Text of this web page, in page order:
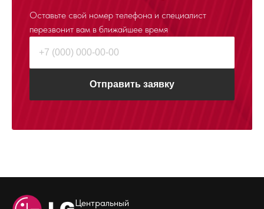
Оставьте свой номер телефона и специалист
перезвонит вам в ближайшее время
Отправить заявку
Центральный